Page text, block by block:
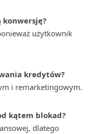
konwersję?
użytkownik
kredytów?
i remarketingowym.
kątem blokad?
dlatego